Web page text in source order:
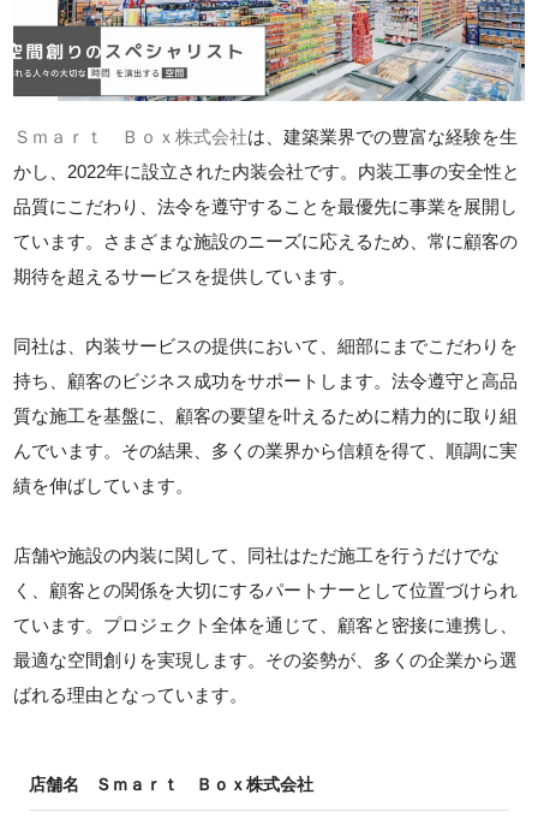
Ｓｍａｒｔ Ｂｏｘ株式会社は、建築業界での豊富な経験を生
かし、2022年に設立された内装会社です。内装工事の安全性と
品質にこだわり、法令を遵守することを最優先に事業を展開し
ています。さまざまな施設のニーズに応えるため、常に顧客の
期待を超えるサービスを提供しています。
同社は、内装サービスの提供において、細部にまでこだわりを
持ち、顧客のビジネス成功をサポートします。法令遵守と高品
質な施工を基盤に、顧客の要望を叶えるために精力的に取り組
んでいます。その結果、多くの業界から信頼を得て、順調に実
績を伸ばしています。
店舗や施設の内装に関して、同社はただ施工を行うだけでな
く、顧客との関係を大切にするパートナーとして位置づけられ
ています。プロジェクト全体を通じて、顧客と密接に連携し、
最適な空間創りを実現します。その姿勢が、多くの企業から選
ばれる理由となっています。
店舗名 Ｓｍａｒｔ Ｂｏｘ株式会社